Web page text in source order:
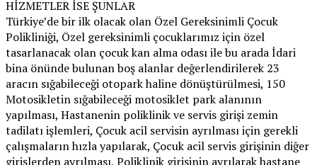
HİZMETLER İSE ŞUNLAR
Türkiye’de bir ilk olacak olan Özel Gereksinimli Çocuk
Polikliniği, Özel gereksinimli çocuklarımız için özel
tasarlanacak olan çocuk kan alma odası ile bu arada İdari
bina önünde bulunan boş alanlar değerlendirilerek 23
aracın sığabileceği otopark haline dönüştürülmesi, 150
Motosikletin sığabileceği motosiklet park alanının
yapılması, Hastanenin poliklinik ve servis girişi zemin
tadilatı işlemleri, Çocuk acil servisin ayrılması için gerekli
çalışmaların hızla yapılarak, Çocuk acil servis girişinin diğer
girişlerden ayrılması, Poliklinik girişinin ayrılarak hastane